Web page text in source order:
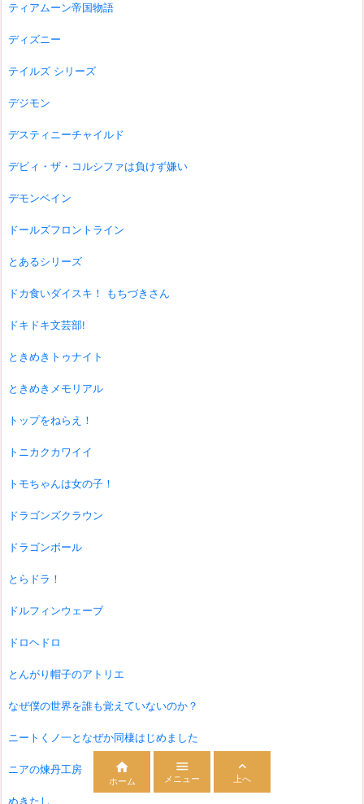
ティアムーン帝国物語
ディズニー
テイルズ シリーズ
デジモン
デスティニーチャイルド
デビィ・ザ・コルシファは負けず嫌い
デモンベイン
ドールズフロントライン
とあるシリーズ
ドカ食いダイスキ！ もちづきさん
ドキドキ文芸部!
ときめきトゥナイト
ときめきメモリアル
トップをねらえ！
トニカクカワイイ
トモちゃんは女の子！
ドラゴンズクラウン
ドラゴンボール
とらドラ！
ドルフィンウェーブ
ドロヘドロ
とんがり帽子のアトリエ
なぜ僕の世界を誰も覚えていないのか？
ニートくノ一となぜか同棲はじめました
ニアの煉丹工房
ぬきたし

ホーム

メニュー

上へ